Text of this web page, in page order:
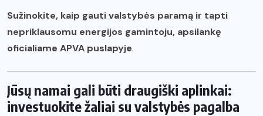
Sužinokite, kaip gauti valstybės paramą ir tapti
nepriklausomu energijos gamintoju, apsilankę
oficialiame APVA puslapyje.
Jūsų namai gali būti draugiški aplinkai:
investuokite žaliai su valstybės pagalba